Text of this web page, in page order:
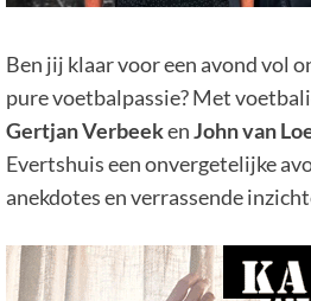
Ben jij klaar voor een avond vol
pure voetbalpassie? Met
Gertjan VerbeekenJohn van
Evertshuis een onvergetelijke
anekdotes en verrassende